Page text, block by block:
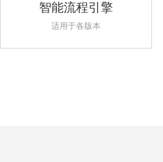
智能流程引擎
适用于各版本